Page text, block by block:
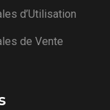
d’Utilisation
de Vente